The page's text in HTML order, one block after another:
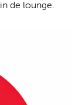
de lounge.